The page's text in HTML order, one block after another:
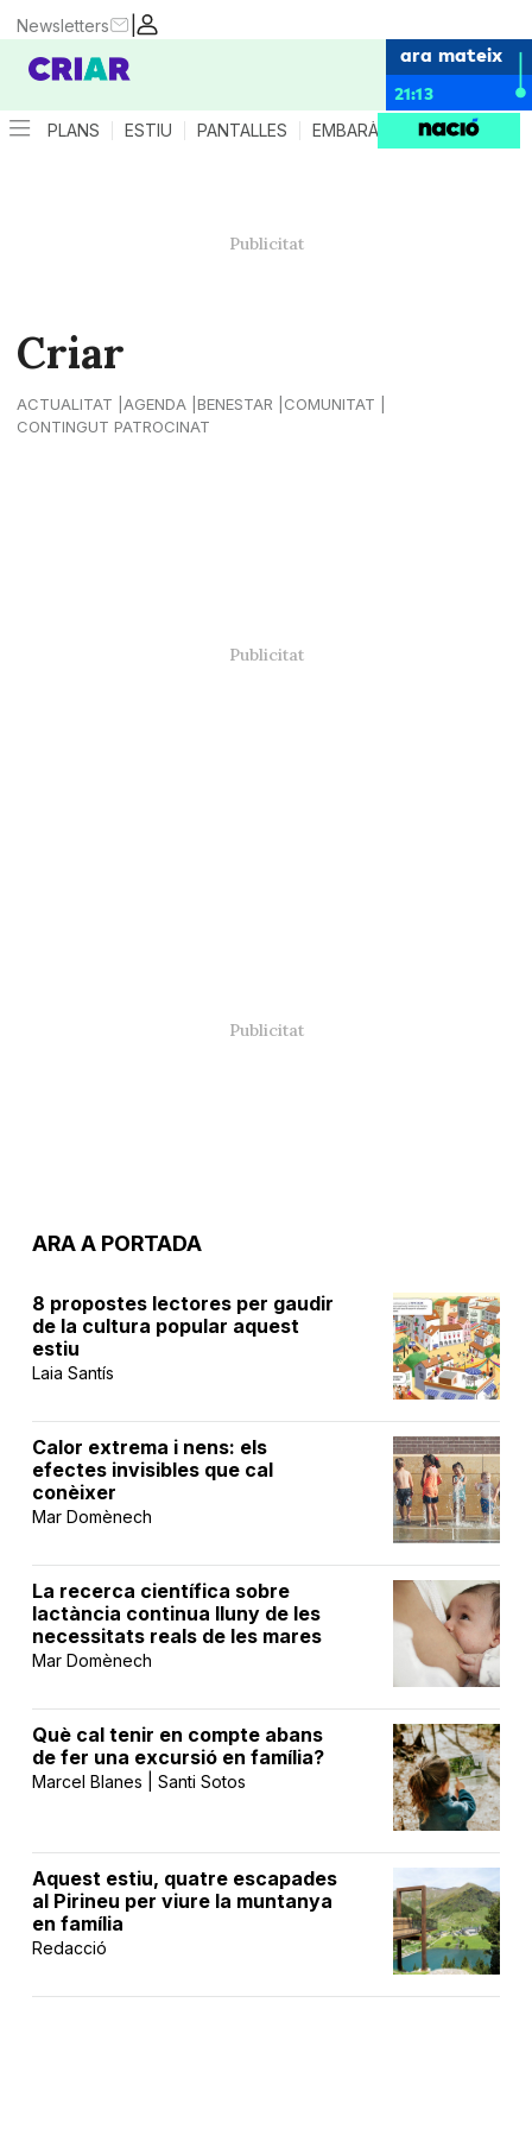
|
Newsletters
ara mateix
21:13
PLANS ESTIU PANTALLES EMBARÀS CRIANÇA
Criar
ACTUALITAT AGENDA BENESTAR
COMUNITAT
CONTINGUT PATROCINAT
ARA A PORTADA
8 propostes lectores per gaudir
de la cultura popular aquest
estiu
Laia Santís
Calor extrema i nens: els
efectes invisibles que cal
conèixer
Mar Domènech
La recerca científica sobre
lactància continua lluny de les
necessitats reals de les mares
Mar Domènech
Què cal tenir en compte abans
de fer una excursió en família?
Marcel Blanes | Santi Sotos
Aquest estiu, quatre escapades
al Pirineu per viure la muntanya
en família
Redacció